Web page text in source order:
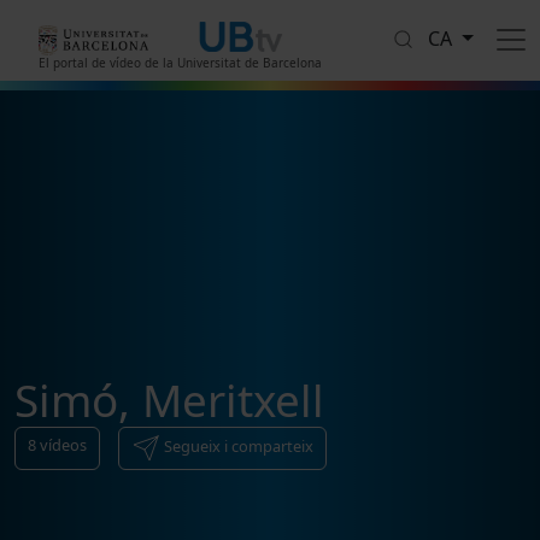
El portal de vídeo de la Universitat de Barcelona
CA
Simó, Meritxell
8vídeos Segueix i comparteix